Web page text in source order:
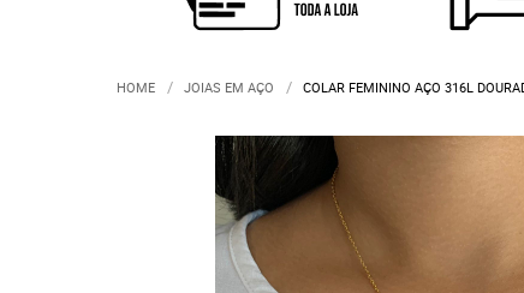
HOME JOIAS EM AÇO COLAR FEMININO AÇO 316L